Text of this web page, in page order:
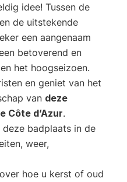
idee! Tussen de
de uitstekende
een aangenaam
betoverend en
het hoogseizoen.
en geniet van het
van deze
Côte d’Azur.
badplaats in de
weer,
hoe u kerst of oud